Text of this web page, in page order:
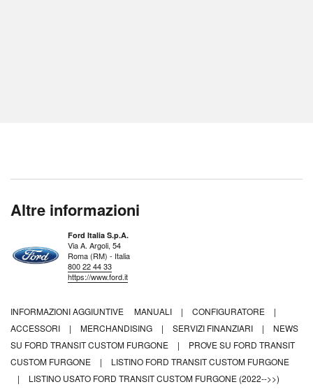
Altre informazioni
Ford Italia S.p.A.
Via A. Argoli, 54
Roma (RM) - Italia
800 22 44 33
https://www.ford.it
INFORMAZIONI AGGIUNTIVE MANUALI | CONFIGURATORE
|
ACCESSORI
| MERCHANDISING | SERVIZI FINANZIARI |
NEWS
SU FORD TRANSIT CUSTOM FURGONE
|
PROVE SU FORD TRANSIT
CUSTOM FURGONE
|
LISTINO FORD TRANSIT CUSTOM FURGONE
|
LISTINO USATO FORD TRANSIT CUSTOM FURGONE (2022-->>)